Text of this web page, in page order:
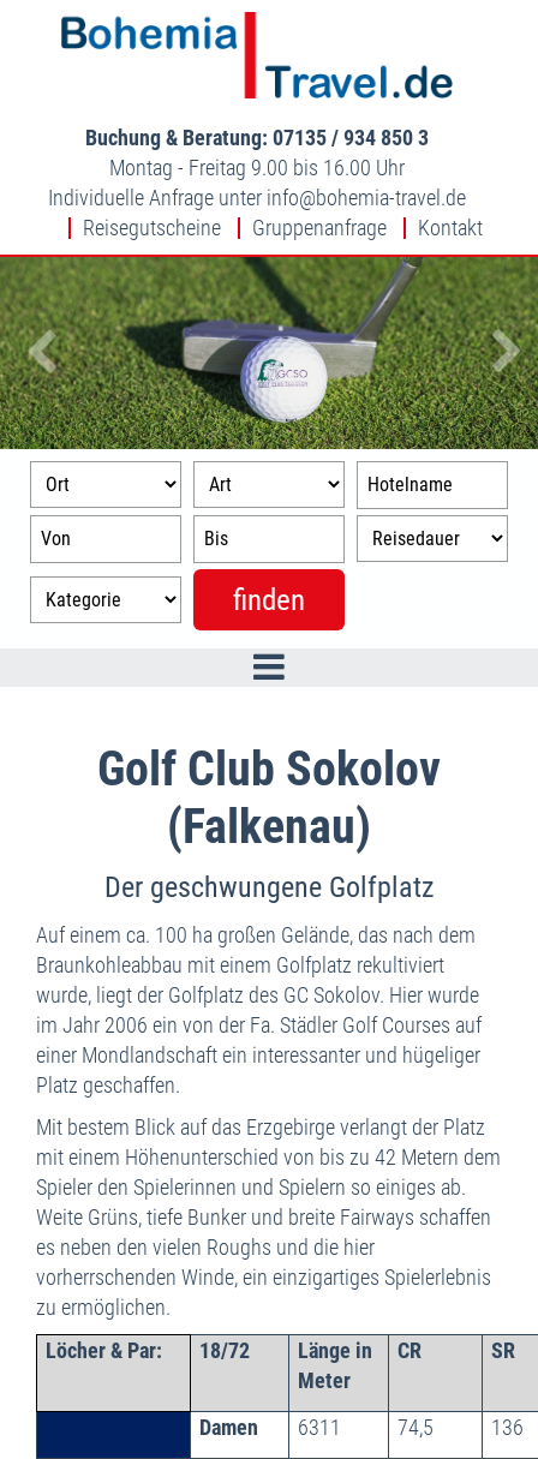
Buchung & Beratung: 07135 / 934 850 3
Montag - Freitag 9.00 bis 16.00 Uhr
Individuelle Anfrage unter info
bohemia-travel.de
Reisegutscheine
Gruppenanfrage Kontakt
Golf Club Sokolov
(Falkenau)
Der geschwungene Golfplatz
Auf einem ca. 100 ha großen Gelände, das nach dem
Braunkohleabbau mit einem Golfplatz rekultiviert
wurde, liegt der Golfplatz des GC Sokolov. Hier wurde
im Jahr 2006 ein von der Fa. Städler Golf Courses auf
einer Mondlandschaft ein interessanter und hügeliger
Platz geschaffen.
Mit bestem Blick auf das Erzgebirge verlangt der Platz
mit einem Höhenunterschied von bis zu 42 Metern dem
Spieler den Spielerinnen und Spielern so einiges ab.
Weite Grüns, tiefe Bunker und breite Fairways schaffen
es neben den vielen Roughs und die hier
vorherrschenden Winde, ein einzigartiges Spielerlebnis
zu ermöglichen.
Löcher & Par:
18/72
Länge in
Meter
CR SR
Damen 6311 74,5
136